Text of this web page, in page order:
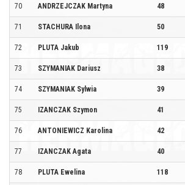
70 ANDRZEJCZAK Martyna 48
71 STACHURA Ilona 50
72 PLUTA Jakub 119
73 SZYMANIAK Dariusz 38
74 SZYMANIAK Sylwia 39
75 IZANCZAK Szymon 41
76 ANTONIEWICZ Karolina 42
77 IZANCZAK Agata 40
78 PLUTA Ewelina 118